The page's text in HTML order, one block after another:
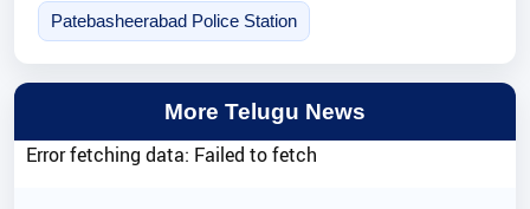
Patebasheerabad Police Station
More Telugu News
Error fetching data: Failed to fetch